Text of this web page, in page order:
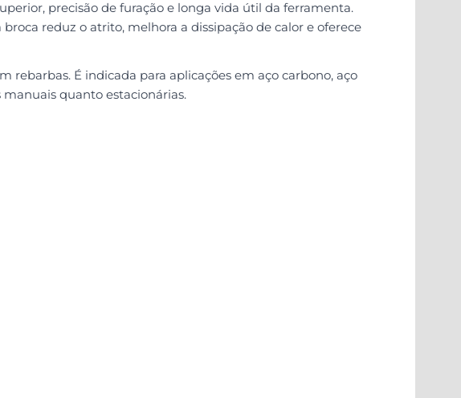
precisão de furação e longa vida útil da ferramenta.
reduz o atrito, melhora a dissipação de calor e oferece
rebarbas. É indicada para aplicações em aço carbono, aço
quanto estacionárias.